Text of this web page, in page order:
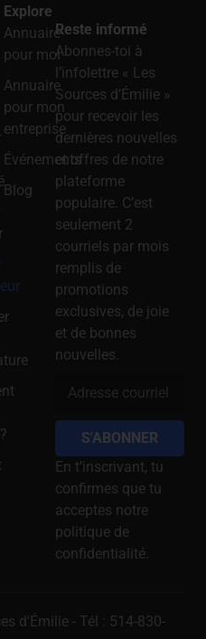
Explore
Annuaire
pour moi
Annuaire
pour mon
entreprise
Événements
Blog
Reste informé
Abonnes-toi à
l’infolettre « Les
Sources d’Émilie »
pour recevoir les
dernières nouvelles
et offres de notre
plateforme
populaire. C’est
seulement 2
courriels par mois
remplis de
promotions
exclusives, de joie
et de bonnes
nouvelles.
S'ABONNER
En t’inscrivant, tu
confirmes que tu
acceptes notre
politique de
confidentialité.
d'Émilie - Tél : 514-830-